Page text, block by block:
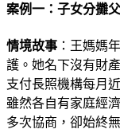
案例一：子女分攤
情境故事 ：王媽媽
護。她名下沒有財
支付長照機構每月
雖然各自有家庭經
多次協商，卻始終